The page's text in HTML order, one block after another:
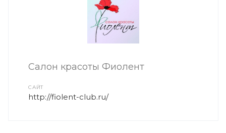
Салон красоты Фиолент
САЙТ
http://fiolent-club.ru/